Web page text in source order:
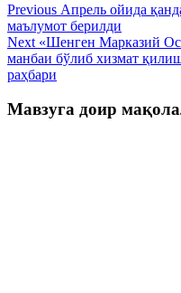
Previous Апрель ойида
маълумот берилди
Next «Шенген Марказий
манбаи бўлиб хизмат
раҳбари
Мавзуга доир